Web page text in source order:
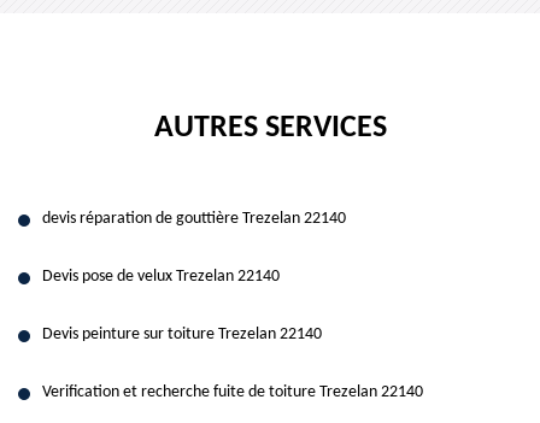
AUTRES SERVICES
devis réparation de gouttière Trezelan 22140
Devis pose de velux Trezelan 22140
Devis peinture sur toiture Trezelan 22140
Verification et recherche fuite de toiture Trezelan 22140